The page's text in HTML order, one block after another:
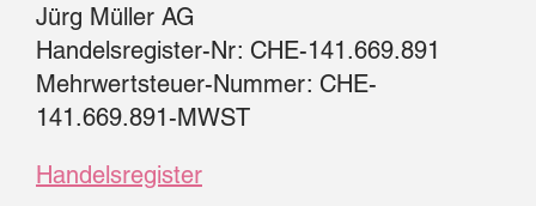
Jürg Müller AG
Handelsregister-Nr: CHE-141.669.891
Mehrwertsteuer-Nummer: CHE-
141.669.891-MWST
Handelsregister